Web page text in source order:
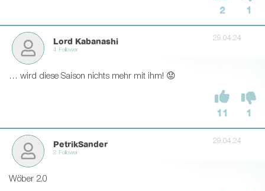
2 1
Lord Kabanashi
4 Follower
29.04.24
… wird diese Saison nichts mehr mit ihm! 😟
11 1
PetrikSander
2 Follower
29.04.24
Wöber 2.0